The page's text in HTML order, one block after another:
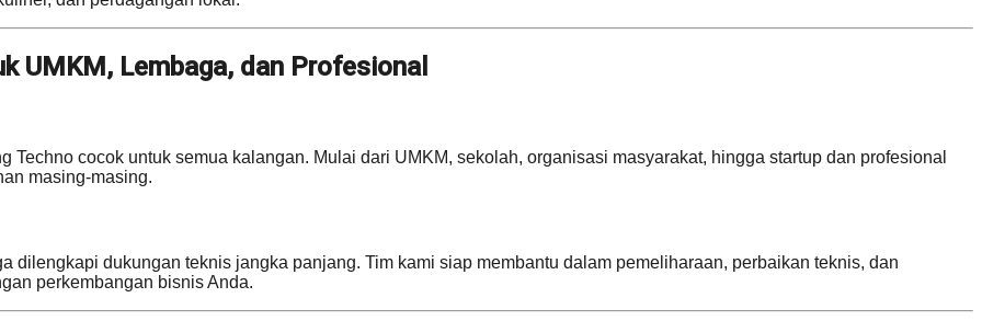
UMKM, Lembaga, dan Profesional
Techno cocok untuk semua kalangan. Mulai dari UMKM, sekolah, organisasi masyarakat, hingga startup dan profesional
masing-masing.
dilengkapi dukungan teknis jangka panjang. Tim kami siap membantu dalam pemeliharaan, perbaikan teknis, dan
perkembangan bisnis Anda.